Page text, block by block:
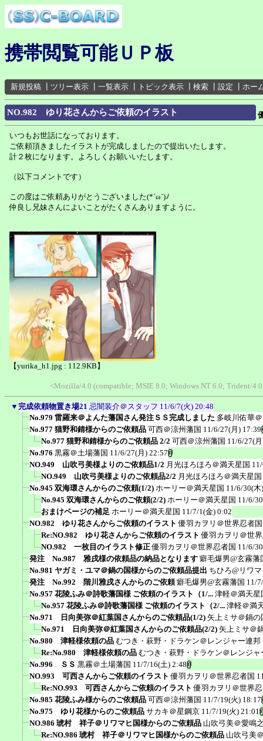
携帯閲覧可能ＵＰ板
新規投稿 ツリー表示 一覧表示 トピック表示 検索 設定 ホー
NO.982 ゆり花さんからご依頼のイラスト
いつもお世話になっております。
ご依頼頂きましたイラストが完成しましたので提出いたします。
計２枚になります。よろしくお願いいたします。
（以下コメントです）
この度はご依頼ありがとうございました(*´ω`)ﾉ
仲良し兄妹さんによいことがたくさんありますように。
【yurika_h1.jpg : 112.9KB】
<Mozilla/4.0 (compatible; MSIE 8.0; Windows NT 6.0; Trident/
▼ 完成依頼物置き場21 忌闇装介＠スタッフ 11/6/7(火) 20:48
No.979 雷羅来＠よんた藩国さん発注ＳＳ完成しました 多岐川佑華
No.977 猫野和錆様からのご依頼品 可西＠涼州藩国 11/6/27(月) 17:39
No.977 猫野和錆様からのご依頼品 2/2 可西＠涼州藩国 11/6/27(
No.976 黒霧＠土場藩国 11/6/27(月) 22:57
NO.949 山吹弓美様よりのご依頼品1/2 月光ほろほろ＠満天星国
NO.949 山吹弓美様よりのご依頼品2/2 月光ほろほろ＠満天星国
No.945 双海環さんからのご依頼(1/2) ホーリー＠満天星国 11/6/30(木
No.945 双海環さんからのご依頼(2/2) ホーリー＠満天星国 11/6/
おまけページの補足 ホーリー＠満天星国 11/7/1(金) 0:02
NO.982 ゆり花さんからご依頼のイラスト 優羽カヲリ＠世界忍者国
Re:NO.982 ゆり花さんからご依頼のイラスト 優羽カヲリ＠世
NO.982 一枚目のイラスト修正 優羽カヲリ＠世界忍者国 11/6/
発注 No.987 雅戌様の依頼品の納品となります 癖毛爆男@玄霧藩
No.981 ヤガミ・ユマ＠鍋の国様からのご依頼品提出 ちひろ@リワ
発注 No.992 階川雅戌さんからのご依頼 癖毛爆男@玄霧藩国 11/
No.957 花陵ふみ＠詩歌藩国様 ご依頼のイラスト（1/... 津軽＠満天星
No.957 花陵ふみ＠詩歌藩国様 ご依頼のイラスト（2/... 津軽＠満
No.971 日向美弥＠紅葉国さんからのご依頼品(1/2) 矢上ミサ＠鍋の
No.971 日向美弥＠紅葉国さんからのご依頼品(2/2) 矢上ミサ＠
No.980 津軽様依頼の品 むつき・萩野・ドラケン＠レンジャー連邦
Re:No.980 津軽様依頼の品 むつき・萩野・ドラケン＠レンジャ
No.996 ＳＳ 黒霧＠土場藩国 11/7/16(土) 2:48
NO.993 可西さんからご依頼のイラスト 優羽カヲリ＠世界忍者国
Re:NO.993 可西さんからご依頼のイラスト 優羽カヲリ＠世界
No.985 花陵ふみ様からのご依頼品 可西＠涼州藩国 11/7/19(火) 18:17
No.975 ゆり花様からのご依頼品 サカキ＠星鋼京 11/7/19(火) 21:01
NO.986 琥村 祥子＠リワマヒ国様からのご依頼品 山吹弓美＠愛鳴
Re:NO.986 琥村 祥子＠リワマヒ国様からのご依頼品 山吹弓美